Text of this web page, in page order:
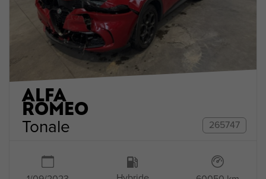
ALFA
ROMEO
Tonale 265747